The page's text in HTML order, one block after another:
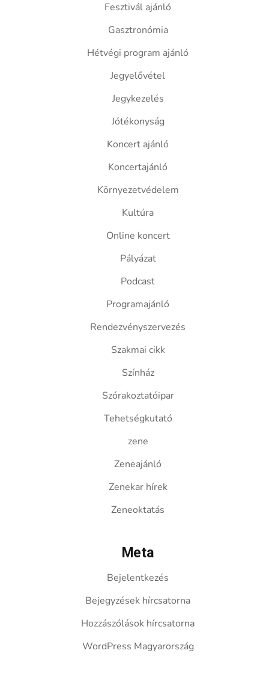
Fesztivál ajánló
Gasztronómia
Hétvégi program ajánló
Jegyelővétel
Jegykezelés
Jótékonyság
Koncert ajánló
Koncertajánló
Környezetvédelem
Kultúra
Online koncert
Pályázat
Podcast
Programajánló
Rendezvényszervezés
Szakmai cikk
Színház
Szórakoztatóipar
Tehetségkutató
zene
Zeneajánló
Zenekar hírek
Zeneoktatás
Meta
Bejelentkezés
Bejegyzések hírcsatorna
Hozzászólások hírcsatorna
WordPress Magyarország